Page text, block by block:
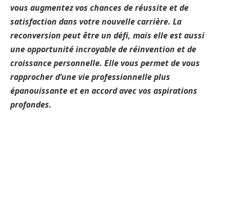
vous augmentez vos chances de réussite et de
satisfaction dans votre nouvelle carrière. La
reconversion peut être un défi, mais elle est aussi
une opportunité incroyable de réinvention et de
croissance personnelle. Elle vous permet de vous
rapprocher d’une vie professionnelle plus
épanouissante et en accord avec vos aspirations
profondes.